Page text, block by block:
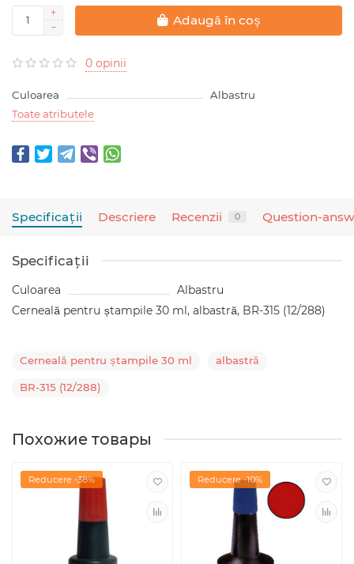
Adaugă în coș
0 opinii
Culoarea
Albastru
Toate atributele
Specificaţii Descriere Recenzii 0 Question-
Specificaţii
Culoarea
Albastru
Cerneală pentru ștampile 30 ml, albastră, BR-315 (12/288)
Cerneală pentru ștampile 30 ml albastră
BR-315 (12/288)
Похожие товары
Reducere -38% Reducere -10%